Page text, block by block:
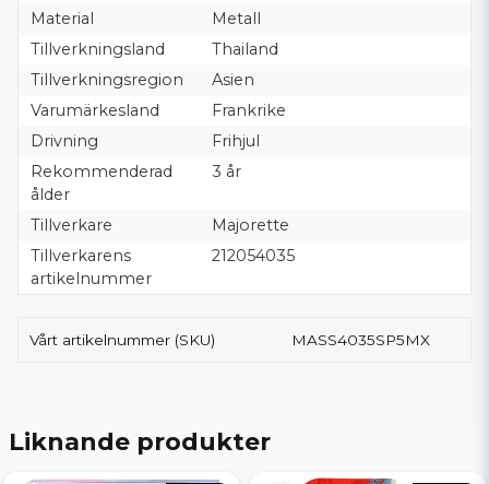
Material
Metall
Tillverkningsland
Thailand
Tillverkningsregion
Asien
Varumärkesland
Frankrike
Drivning
Frihjul
Rekommenderad
ålder
3 år
Tillverkare
Majorette
Tillverkarens
artikelnummer
212054035
Vårt artikelnummer (SKU) MASS4035SP5MX
Liknande produkter